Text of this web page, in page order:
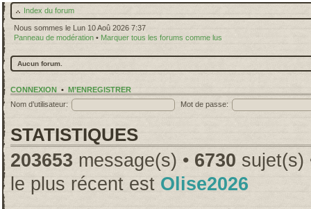
Index du forum
Nous sommes le Lun 10 Aoû 2026 7:37
Panneau de modération • Marquer tous les forums comme lus
Aucun forum.
CONNEXION • M’ENREGISTRER
Nom d’utilisateur:
Mot de passe:
STATISTIQUES
203653 message(s) • 6730 sujet(s)
le plus récent est Olise2026